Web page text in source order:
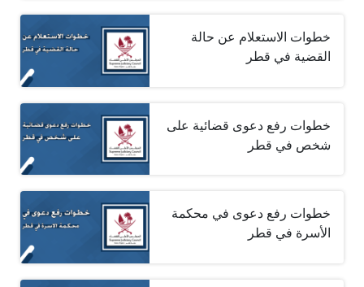
خطوات الاستعلام عن حالة
القضية في قطر
خطوات رفع دعوى قضائية على
شخص في قطر
خطوات رفع دعوى في محكمة
الأسرة في قطر